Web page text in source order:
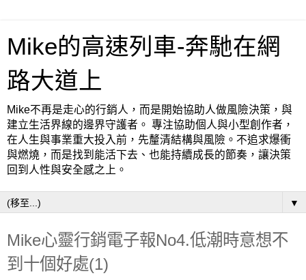
Mike的高速列車-奔馳在網
路大道上
Mike不再是走心的行銷人，而是開始協助人做風險決策，與
建立生活界線的邊界守護者。 專注協助個人與小型創作者，
在人生與事業重大投入前，先釐清結構與風險。不追求爆衝
與燃燒，而是找到能活下去、也能持續成長的節奏，讓決策
回到人性與安全感之上。
▼
Mike心靈行銷電子報No4.低潮時意想不
到十個好處(1)